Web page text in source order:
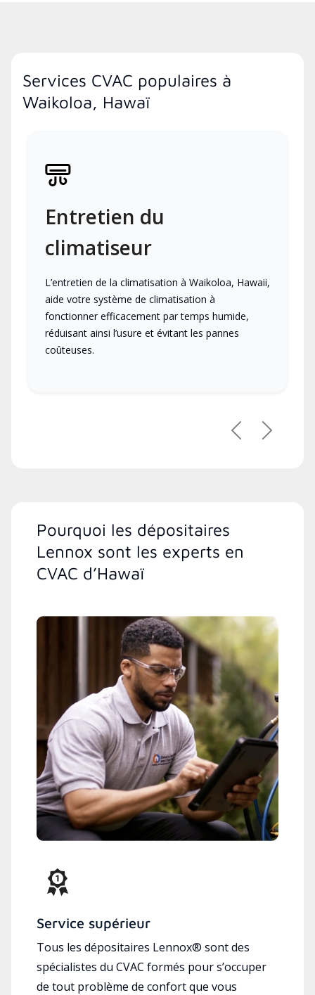
Services CVAC populaires à
Waikoloa, Hawaï
Entretien du
climatiseur
L’entretien de la climatisation à Waikoloa, Hawaii,
aide votre système de climatisation à
fonctionner efficacement par temps humide,
réduisant ainsi l’usure et évitant les pannes
coûteuses.
PrécédentSuivant
Pourquoi les dépositaires
Lennox sont les experts en
CVAC d’Hawaï
Service supérieur
Tous les dépositaires Lennox® sont des
spécialistes du CVAC formés pour s’occuper
de tout problème de confort que vous